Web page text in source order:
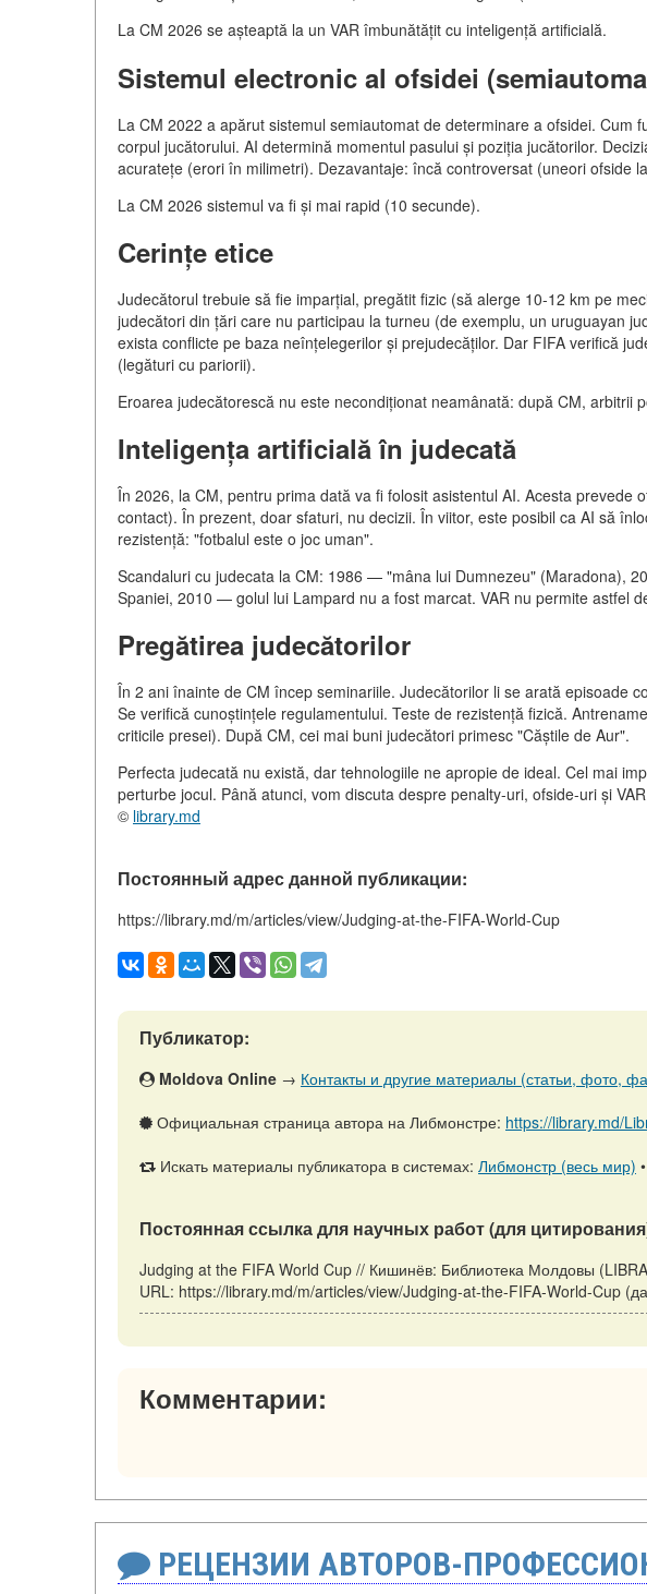
La CM 2026 se așteaptă la un VAR îmbunătățit cu inteligență artificială.
Sistemul electronic al ofsidei
La CM 2022 a apărut sistemul semiautomat de determinare a ofsidei. Cum
corpul jucătorului. AI determină momentul pasului și poziția jucătorilor.
acuratețe (erori în milimetri). Dezavantaje: încă controversat (uneori ofside
La CM 2026 sistemul va fi și mai rapid (10 secunde).
Cerințe etice
Judecătorul trebuie să fie imparțial, pregătit fizic (să alerge 10-12 km pe
judecători din țări care nu participau la turneu (de exemplu, un uruguayan
exista conflicte pe baza neînțelegerilor și prejudecăților. Dar FIFA verifică
(legături cu pariorii).
Eroarea judecătorescă nu este necondiționat neamânată: după CM, arbitrii
Inteligența artificială în judecată
În 2026, la CM, pentru prima dată va fi folosit asistentul AI. Acesta prevede
contact). În prezent, doar sfaturi, nu decizii. În viitor, este posibil ca AI să
rezistență: "fotbalul este o joc uman".
Scandaluri cu judecata la CM: 1986 — "mâna lui Dumnezeu" (Maradona),
Spaniei, 2010 — golul lui Lampard nu a fost marcat. VAR nu permite astfel
Pregătirea judecătorilor
În 2 ani înainte de CM încep seminariile. Judecătorilor li se arată episoade
Se verifică cunoștințele regulamentului. Teste de rezistență fizică.
criticile presei). După CM, cei mai buni judecători primesc "Căștile de Aur".
Perfecta judecată nu există, dar tehnologiile ne apropie de ideal. Cel mai
perturbe jocul. Până atunci, vom discuta despre penalty-uri, ofside-uri și
© library.md
Постоянный адрес данной публикации:
https://library.md/m/articles/view/Judging-at-the-FIFA-World-Cup
Публикатор:
Moldova Online → Контакты и другие материалы (статьи, фото,
Официальная страница автора на Либмонстре: https://library.md/
Искать материалы публикатора в системах: Либмонстр (весь мир) •
Постоянная ссылка для научных работ (для
Judging at the FIFA World Cup // Кишинёв: Библиотека Молдовы
URL: https://library.md/m/articles/view/Judging-at-the-FIFA-World-Cup
Комментарии:
РЕЦЕНЗИИ АВТОРОВ-